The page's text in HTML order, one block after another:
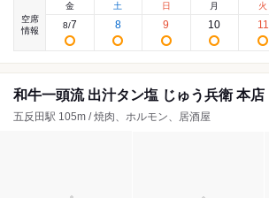
空席
情報
金
8/7
土
8
日
9
月
10
火
11
和牛一頭流 出汁タン塩 じゅう兵衛 本店
五反田駅 105m / 焼肉、ホルモン、居酒屋